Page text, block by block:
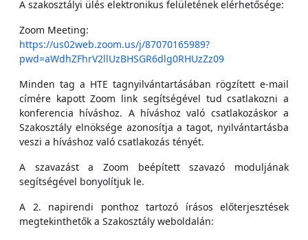
A szakosztályi ülés elektronikus felületének elérhetősége:
Zoom Meeting:
https://us02web.zoom.us/j/87070165989?
pwd=aWdhZFhrV2llUzBHSGR6dlg0RHUzZz09
Minden tag a HTE tagnyilvántartásában rögzített e-mail
címére kapott Zoom link segítségével tud csatlakozni a
konferencia híváshoz. A híváshoz való csatlakozáskor a
Szakosztály elnöksége azonosítja a tagot, nyilvántartásba
veszi a híváshoz való csatlakozás tényét.
A szavazást a Zoom beépített szavazó moduljának
segítségével bonyolítjuk le.
A 2. napirendi ponthoz tartozó írásos előterjesztések
megtekinthetők a Szakosztály weboldalán: